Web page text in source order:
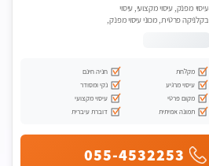
עיסוי מפנק, עיסוי מקצועי, עיסוי
בקלניקה פרטית, מכוני עיסוי מפנק,
מקלחת
חניה חינם
עיסוי מרגיע
נקי ומסודר
מקום פרטי
עיסוי מקצועי
תמונה אמיתית
דוברת עיברית
055-4532253